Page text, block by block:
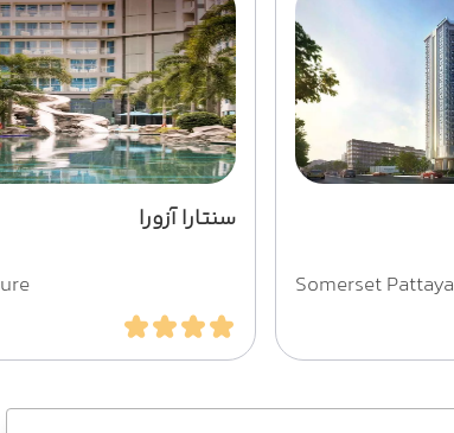
Somerset Pattaya
سنتارا آزورا